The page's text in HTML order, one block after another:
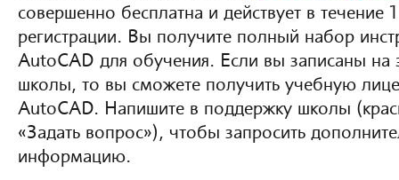
совершенно бесплатна и действует в течение
регистрации. Вы получите полный набор
AutoCAD для обучения. Если вы записаны на
школы, то вы сможете получить учебную
AutoCAD. Напишите в поддержку школы
«Задать вопрос»), чтобы запросить
информацию.